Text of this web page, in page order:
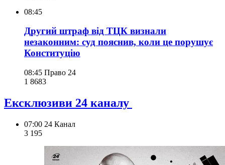
08:45
Другий штраф від ТЦК визнали
незаконним: суд пояснив, коли це порушує
Конституцію
08:45 Право 24
1 8683
Ексклюзиви 24 каналу
07:00 24 Канал
3 195